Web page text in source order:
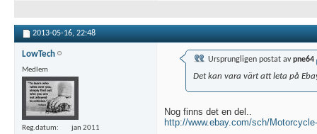
2013-05-16, 22:48
LowTech
Medlem
Reg.datum
jan 2011
Ursprungligen postat avpne64
Det kan vara värt att leta på
Nog finns det en del..
http://www.ebay.com/sch/